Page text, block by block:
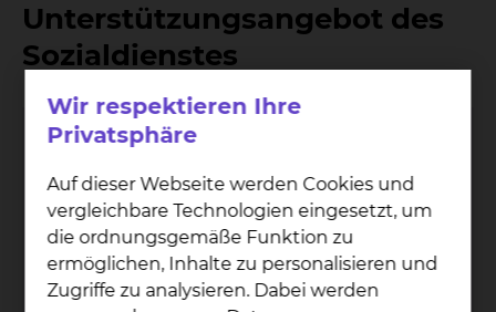
Unterstützungsangebot des
Sozialdienstes
Wir respektieren Ihre
Privatsphäre
Auf dieser Webseite werden Cookies und
vergleichbare Technologien eingesetzt, um
die ordnungsgemäße Funktion zu
ermöglichen, Inhalte zu personalisieren und
Zugriffe zu analysieren. Dabei werden